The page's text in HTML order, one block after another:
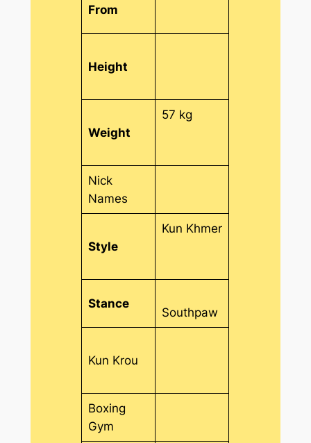
From
Height
Weight
57 kg
Nick
Names
Style
Kun Khmer
Stance
Southpaw
Kun Krou
Boxing
Gym